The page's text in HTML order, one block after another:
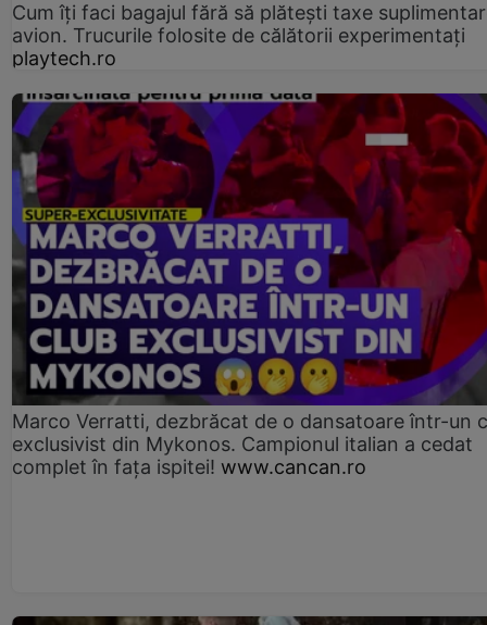
Cum îți faci bagajul fără să plătești taxe
avion. Trucurile folosite de călătorii experimentați
playtech.ro
Marco Verratti, dezbrăcat de o dansatoare într-un
exclusivist din Mykonos. Campionul italian a cedat
complet în fața ispitei! www.cancan.ro